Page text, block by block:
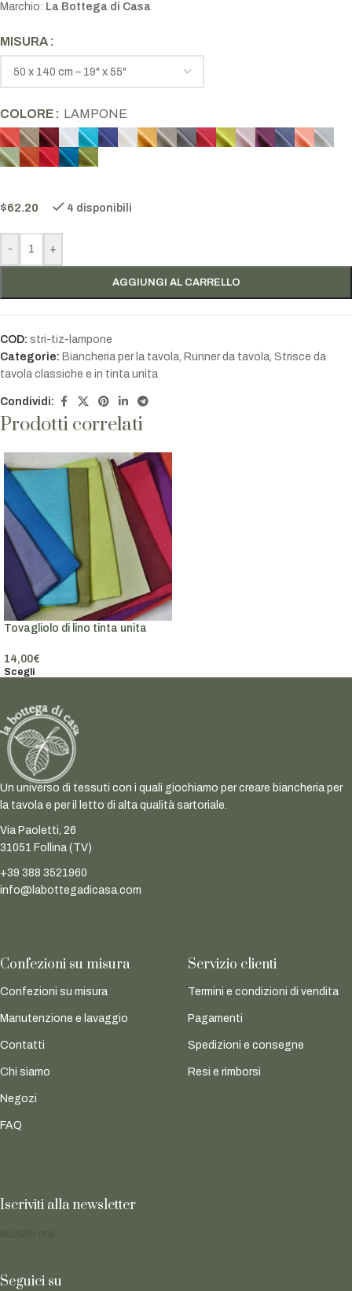
Marchio: La Bottega di Casa
MISURA
COLORE LAMPONE
$62.20 4 disponibili
- +
AGGIUNGI AL CARRELLO
COD: stri-tiz-lampone
Categorie: Biancheria per la tavola, Runner da tavola, Strisce da
tavola classiche e in tinta unita
Condividi:
Prodotti correlati
Tovagliolo di lino tinta unita
14,00€
Scegli
Un universo di tessuti con i quali giochiamo per creare biancheria per
la tavola e per il letto di alta qualità sartoriale.
Via Paoletti, 26
31051 Follina (TV)
+39 388 3521960
info@labottegadicasa.com
Confezioni su misura
Confezioni su misura
Manutenzione e lavaggio
Contatti
Chi siamo
Negozi
FAQ
Servizio clienti
Termini e condizioni di vendita
Pagamenti
Spedizioni e consegne
Resi e rimborsi
Iscriviti alla newsletter
Seguici su